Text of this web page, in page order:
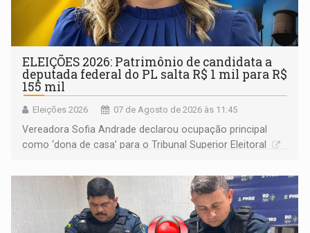
ELEIÇÕES 2026: Patrimônio de candidata a
deputada federal do PL salta R$ 1 mil para R$
155 mil
Eleições 2026 07 de Agosto de 2026 às 11:45
Vereadora Sofia Andrade declarou ocupação principal
como ‘dona de casa’ para o Tribunal Superior Eleitoral